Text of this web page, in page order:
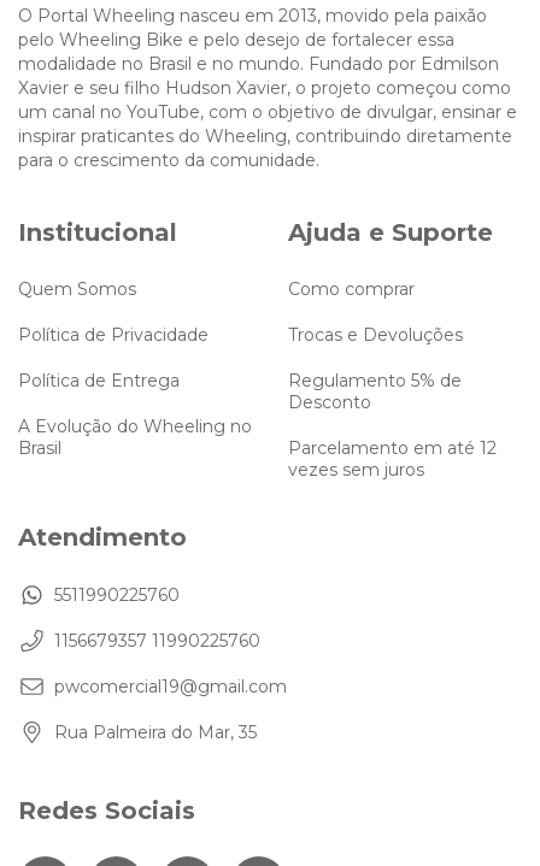
O Portal Wheeling nasceu em 2013, movido pela paixão
pelo Wheeling Bike e pelo desejo de fortalecer essa
modalidade no Brasil e no mundo. Fundado por Edmilson
Xavier e seu filho Hudson Xavier, o projeto começou como
um canal no YouTube, com o objetivo de divulgar, ensinar e
inspirar praticantes do Wheeling, contribuindo diretamente
para o crescimento da comunidade.
Institucional
Quem Somos
Política de Privacidade
Política de Entrega
A Evolução do Wheeling no
Brasil
Ajuda e Suporte
Como comprar
Trocas e Devoluções
Regulamento 5% de
Desconto
Parcelamento em até 12
vezes sem juros
Atendimento
5511990225760
1156679357 11990225760
pwcomercial19@gmail.com
Rua Palmeira do Mar, 35
Redes Sociais